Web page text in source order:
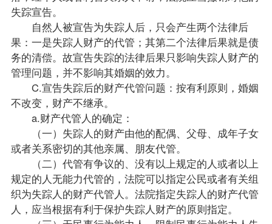
失踪宣告。
自然人被宣告为失踪人后，只会产生两个法律后
果：一是失踪人财产的代管；其第二个法律后果就是债
务的清偿。故宣告失踪的法律后果只影响失踪人财产的
管理问题，并不影响其婚姻的效力。
C.宣告失踪后的财产代管问题：按有利原则，婚姻
不改变，财产不继承。
a.财产代管人的确定：
（一）失踪人的财产由他的配偶、父母、成年子女
或者关系密切的其他亲属、朋友代管。
（二）代管有争议的、没有以上规定的人或者以上
规定的人无能力代管的，法院可以指定公民或者有关组
织为失踪人的财产代管人。法院指定失踪人的财产代管
人，应当根据有利于保护失踪人财产的原则指定。